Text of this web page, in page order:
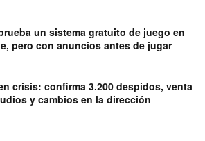
un sistema gratuito de juego en
pero con anuncios antes de jugar
crisis: confirma 3.200 despidos, venta
y cambios en la dirección